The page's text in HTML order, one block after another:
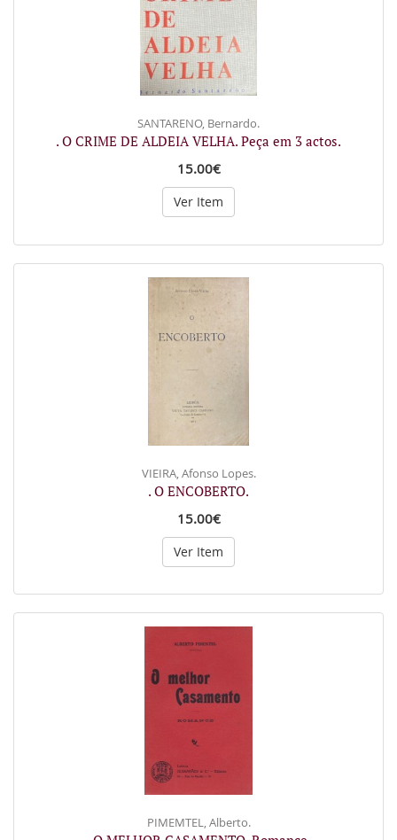
SANTARENO, Bernardo.
. O CRIME DE ALDEIA VELHA. Peça em 3 actos.
15.00€
Ver Item
VIEIRA, Afonso Lopes.
. O ENCOBERTO.
15.00€
Ver Item
PIMEMTEL, Alberto.